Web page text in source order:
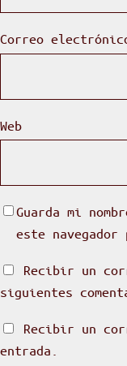
Correo
Web
Guarda mi
este navegador
Recibir un
siguientes
Recibir un
entrada.